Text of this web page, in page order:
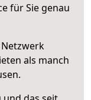
für Sie genau
als manch